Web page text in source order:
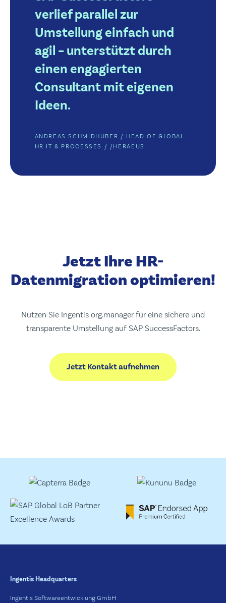
verlief parallel zur
Umstellung einfach und
agil – unterstützt durch
einen engagierten
Consultant mit eigenen
Ideen.
ANDREAS SCHMIDHUBER / HEAD OF GLOBAL
HR IT & PROCESSES / /HERAEUS
Jetzt Ihre HR-
Datenmigration optimieren!
Nutzen Sie Ingentis org.manager für eine sichere und
transparente Umstellung auf SAP SuccessFactors.
Jetzt Kontakt aufnehmen
Ingentis Headquarters
Ingentis Softwareentwicklung GmbH